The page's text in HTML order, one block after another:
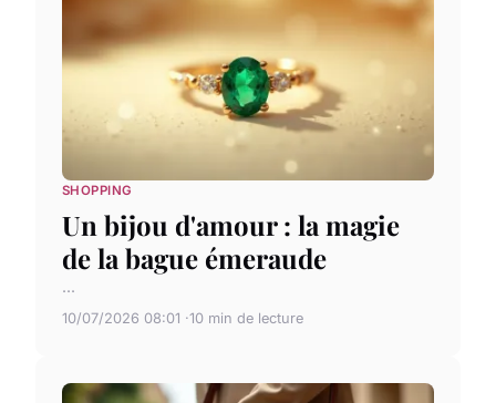
SHOPPING
Un bijou d'amour : la magie
de la bague émeraude
...
10/07/2026 08:01 10 min de lecture